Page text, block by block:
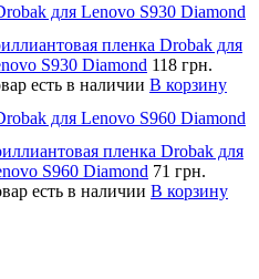
для Lenovo S930 Diamond
пленка Drobak для
S930 Diamond 118 грн.
есть в наличии В корзину
для Lenovo S960 Diamond
пленка Drobak для
S960 Diamond 71 грн.
есть в наличии В корзину